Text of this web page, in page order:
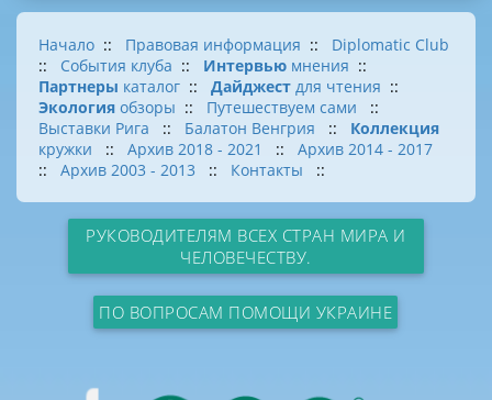
Начало :: Правовая информация :: Diplomatic Club
:: События клуба :: Интервью мнения ::
Партнеры каталог :: Дайджест для чтения ::
Экология обзоры :: Путешествуем сами
::
Выставки Рига
:: Балатон Венгрия :: Коллекция
кружки
:: Архив 2018 - 2021 :: Архив 2014 - 2017
:: Архив 2003 - 2013 :: Контакты ::
РУКОВОДИТЕЛЯМ ВСЕХ СТРАН МИРА И
ЧЕЛОВЕЧЕСТВУ.
ПО ВОПРОСАМ ПОМОЩИ УКРАИНЕ